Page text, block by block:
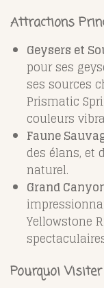
Attractions
Geysers et
pour ses
ses sources
Prismatic
couleurs
Faune
des élans, et
naturel.
Grand
Yellowstone
Pourquoi